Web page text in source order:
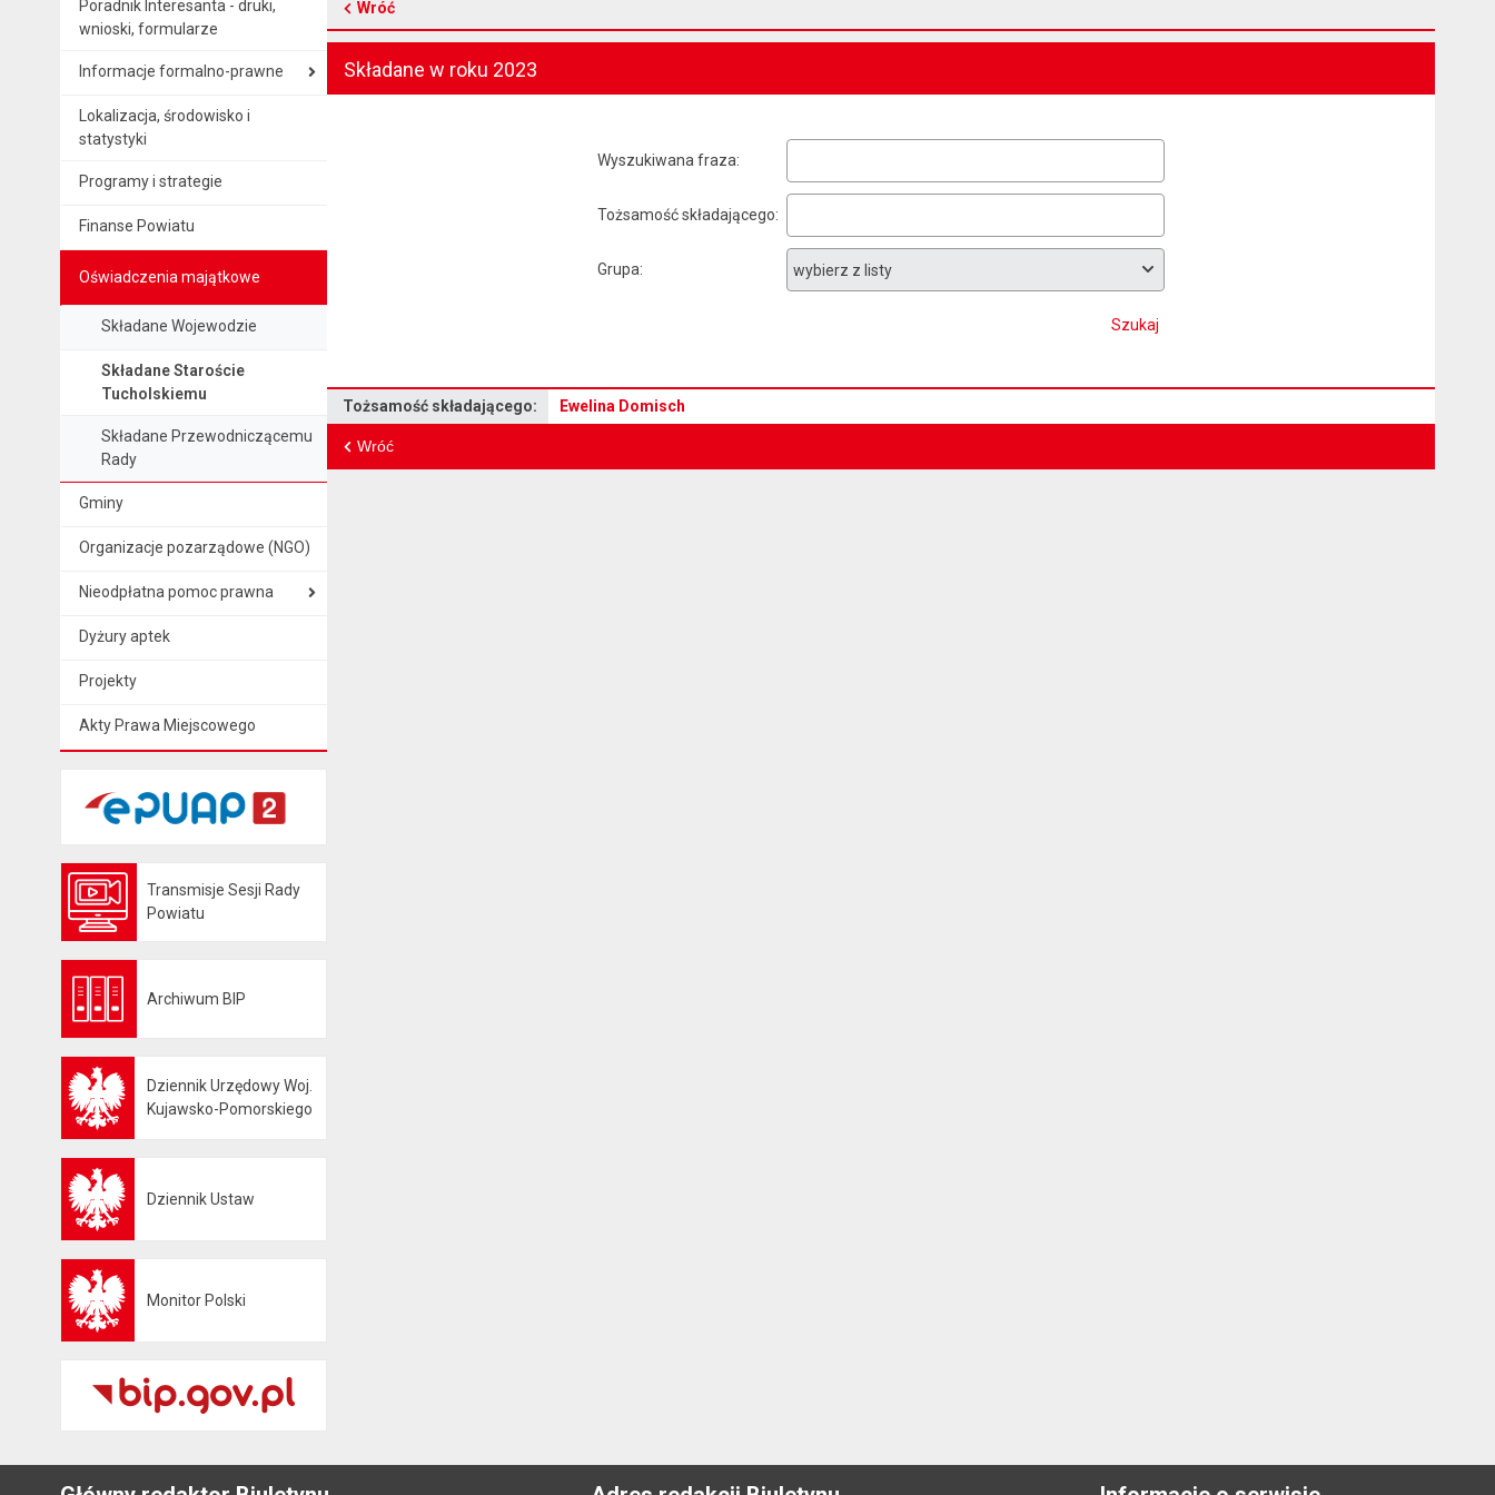
Poradnik Interesanta - druki,
wnioski, formularze
Informacje formalno-prawne
Lokalizacja, środowisko i
statystyki
Programy i strategie
Finanse Powiatu
Oświadczenia majątkowe
Składane Wojewodzie
Składane Staroście
Tucholskiemu
Składane Przewodniczącemu
Rady
Gminy
Organizacje pozarządowe (NGO)
Nieodpłatna pomoc prawna
Dyżury aptek
Projekty
Akty Prawa Miejscowego
Transmisje Sesji Rady
Powiatu
Archiwum BIP
Dziennik Urzędowy Woj.
Kujawsko-Pomorskiego
Dziennik Ustaw
Monitor Polski
Wróć
Składane w roku 2023
Wyszukiwana fraza
Tożsamość składającego
Grupa
Szukaj
Tożsamość składającego: Ewelina Domisch
Wróć